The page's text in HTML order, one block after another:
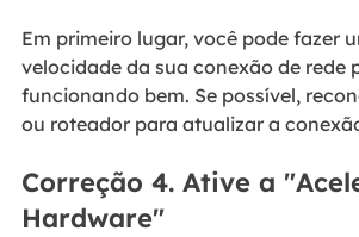
Em primeiro lugar, você pode fazer
velocidade da sua conexão de rede
funcionando bem. Se possível,
ou roteador para atualizar a
Correção 4. Ative a
Hardware"